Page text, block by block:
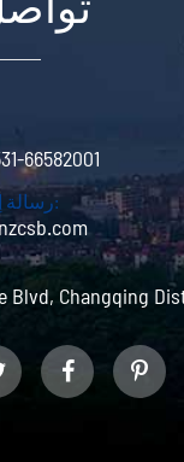
66582001
رسالة إلكترونية:
Blvd, Changqing